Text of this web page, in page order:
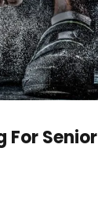
For Senior